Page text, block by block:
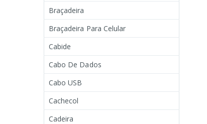
Braçadeira
Braçadeira Para Celular
Cabide
Cabo De Dados
Cabo USB
Cachecol
Cadeira